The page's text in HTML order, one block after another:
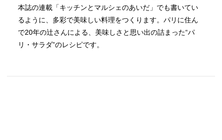
本誌の連載「キッチンとマルシェのあいだ」でも書いてい
るように、多彩で美味しい料理をつくります。パリに住ん
で20年の辻さんによる、美味しさと思い出の詰まった“パ
リ・サラダ”のレシピです。